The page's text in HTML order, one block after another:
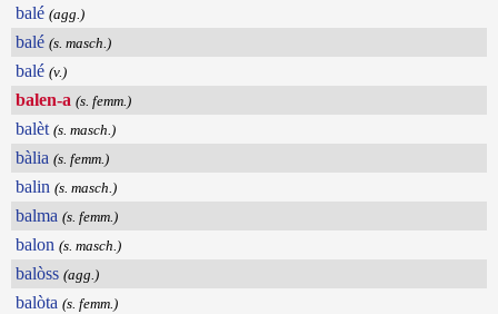
balé (agg.)
balé (s. masch.)
balé (v.)
balen-a (s. femm.)
balèt (s. masch.)
bàlia (s. femm.)
balin (s. masch.)
balma (s. femm.)
balon (s. masch.)
balòss (agg.)
balòta (s. femm.)